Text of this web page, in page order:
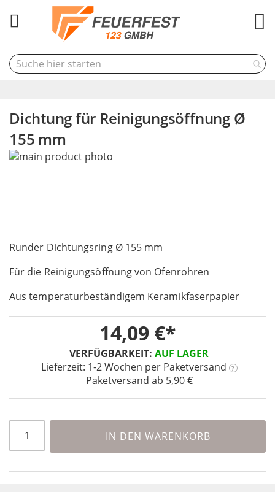
Dichtung für Reinigungsöffnung Ø
155 mm
Runder Dichtungsring Ø 155 mm
Für die Reinigungsöffnung von Ofenrohren
Aus temperaturbeständigem Keramikfaserpapier
VERFÜGBARKEIT: AUF LAGER
Lieferzeit: 1-2 Wochen per Paketversand ?
Paketversand ab 5,90 €
14,09 €
IN DEN WARENKORB
Skip
gallery
to
beginning
the
images